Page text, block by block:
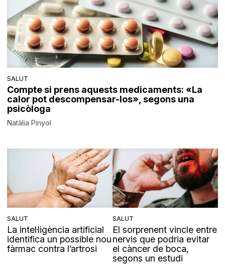
SALUT
Compte si prens aquests medicaments: «La
calor pot descompensar-los», segons una
psicòloga
Natàlia Pinyol
SALUT
La intel·ligència artificial
identifica un possible nou
fàrmac contra l’artrosi
SALUT
El sorprenent vincle entre
nervis que podria evitar
el càncer de boca,
segons un estudi